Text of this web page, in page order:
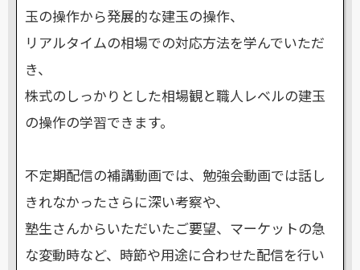
玉の操作から発展的な建玉の操作、
リアルタイムの相場での対応方法を学んでいただ
き、
株式のしっかりとした相場観と職人レベルの建玉
の操作の学習できます。
不定期配信の補講動画では、勉強会動画では話し
きれなかったさらに深い考察や、
塾生さんからいただいたご要望、マーケットの急
な変動時など、時節や用途に合わせた配信を行い